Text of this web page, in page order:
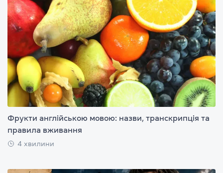
Фрукти англійською мовою: назви, транскрипція та
правила вживання
4 хвилини